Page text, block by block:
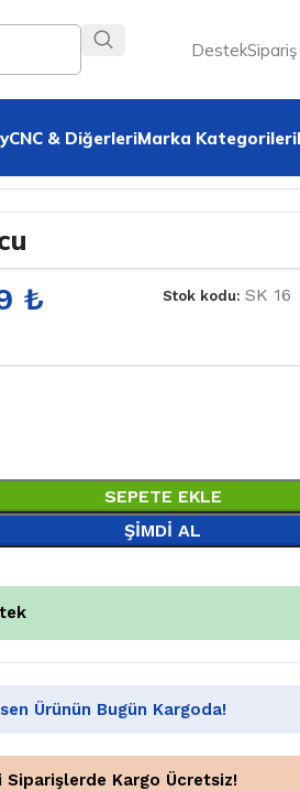
Destek
CNC & DiğerleriMarka Kategorileri
₺ Stok kodu: SK 16
SEPETE EKLE
ŞIMDI AL
Ürünün Bugün Kargoda!
Siparişlerde Kargo Ücretsiz!